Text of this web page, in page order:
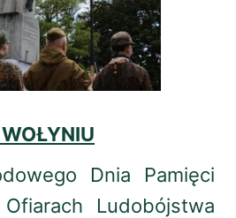
Dnia Pamięci
Ludobójstwa